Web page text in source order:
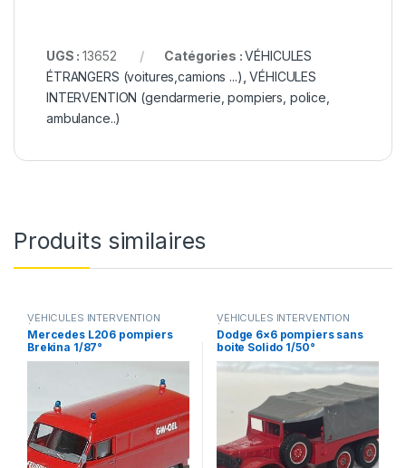
UGS :13652 Catégories :VÉHICULES
ÉTRANGERS (voitures,camions ...) ,VÉHICULES
INTERVENTION (gendarmerie, pompiers, police,
ambulance..)
Produits similaires
VÉHICULES INTERVENTION
(gendarmerie, pompiers, police,
ambulance..)
Mercedes L206 pompiers
Brekina 1/87°
VÉHICULES INTERVENTION
(gendarmerie, pompiers, police,
ambulance..)
Dodge 6×6 pompiers sans
boite Solido 1/50°